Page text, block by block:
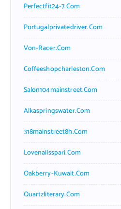
Perfectfit24-7.com
Portugalprivatedriver.com
Von-Racer.com
Coffeeshopcharleston.com
Salon104mainstreet.com
Alkaspringswater.com
318mainstreet8h.com
Lovenailsspari.com
Oakberry-Kuwait.com
Quartzliterary.com